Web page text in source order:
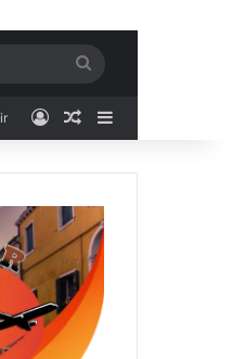
AccesoPublicación al